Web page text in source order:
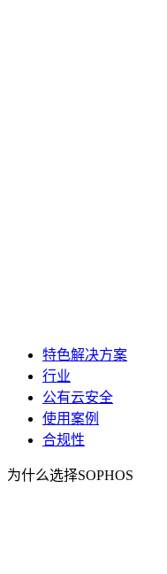
特色解决方案
行业
公有云安全
使用案例
合规性
为什么选择SOPHOS